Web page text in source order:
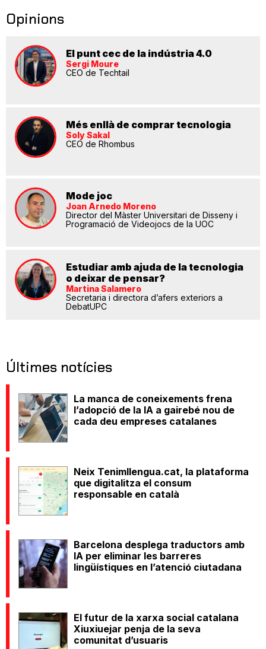
Opinions
El punt cec de la indústria 4.0
Sergi Moure
CEO de Techtail
Més enllà de comprar tecnologia
Soly Sakal
CEO de Rhombus
Mode joc
Joan Arnedo Moreno
Director del Màster Universitari de Disseny i
Programació de Videojocs de la UOC
Estudiar amb ajuda de la tecnologia
o deixar de pensar?
Martina Salamero
Secretaria i directora d’afers exteriors a
DebatUPC
Últimes notícies
La manca de coneixements frena
l’adopció de la IA a gairebé nou de
cada deu empreses catalanes
Neix Tenimllengua.cat, la plataforma
que digitalitza el consum
responsable en català
Barcelona desplega traductors amb
IA per eliminar les barreres
lingüístiques en l’atenció ciutadana
El futur de la xarxa social catalana
Xiuxiuejar penja de la seva
comunitat d’usuaris